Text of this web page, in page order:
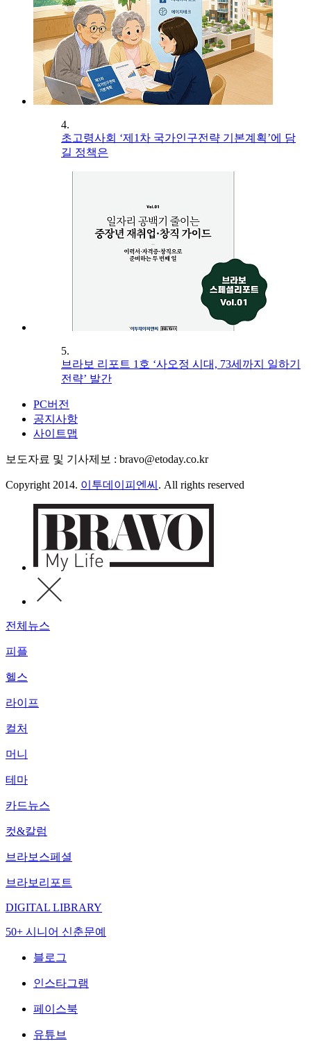
4.
초고령사회 ‘제1차 국가인구전략 기본계획’에 담
길 정책은
5.
브라보 리포트 1호 ‘사오정 시대, 73세까지 일하기
전략’ 발간
PC버전
공지사항
사이트맵
보도자료 및 기사제보 : bravo@etoday.co.kr
Copyright 2014. 이투데이피엔씨 . All rights reserved
전체뉴스
피플
헬스
라이프
컬처
머니
테마
카드뉴스
컷&칼럼
브라보스페셜
브라보리포트
DIGITAL LIBRARY
50+ 시니어 신춘문예
블로그
인스타그램
페이스북
유튜브